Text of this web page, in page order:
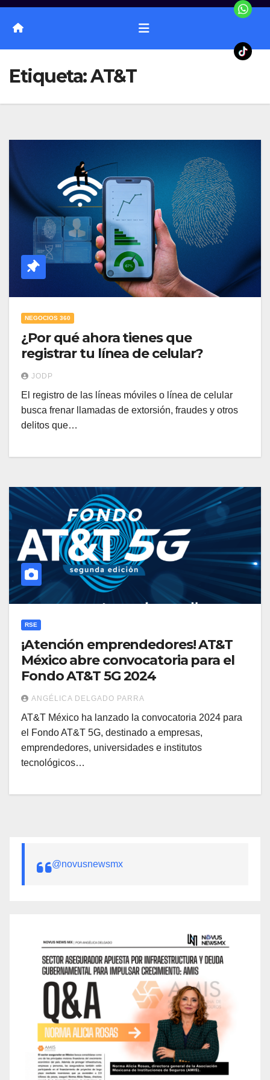
Etiqueta:AT&T
NEGOCIOS 360
¿Por qué ahora tienes que
registrar tu línea de celular?
JODP
El registro de las líneas móviles o línea de celular
busca frenar llamadas de extorsión, fraudes y otros
delitos que…
RSE
¡Atención emprendedores! AT&T
México abre convocatoria para el
Fondo AT&T 5G 2024
ANGÉLICA DELGADO PARRA
AT&T México ha lanzado la convocatoria 2024 para
el Fondo AT&T 5G, destinado a empresas,
emprendedores, universidades e institutos
tecnológicos…
@novusnewsmx